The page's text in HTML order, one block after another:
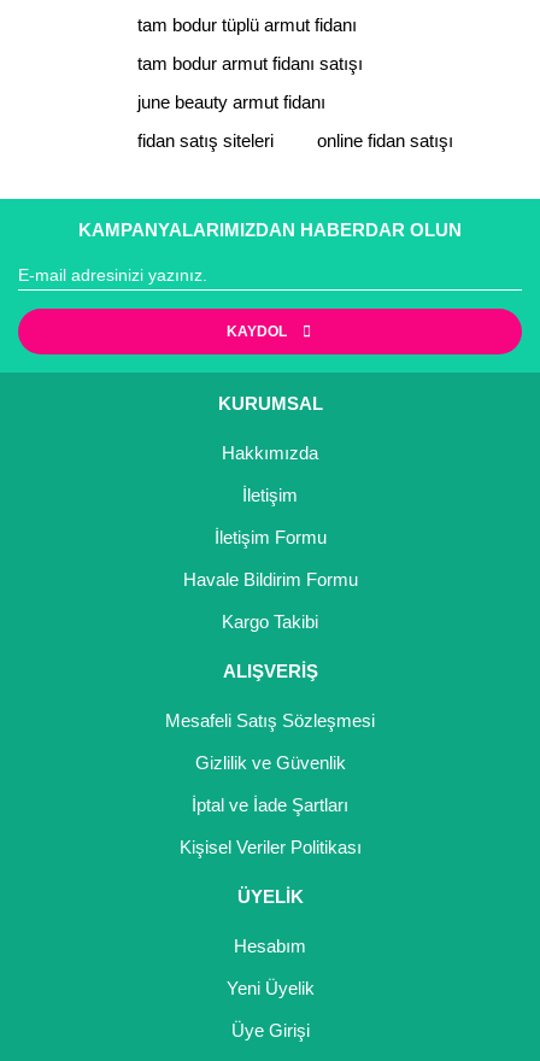
tam bodur tüplü armut fidanı
tam bodur armut fidanı satışı
june beauty armut fidanı
fidan satış siteleri
online fidan satışı
KAMPANYALARIMIZDAN HABERDAR OLUN
KAYDOL
KURUMSAL
Hakkımızda
İletişim
İletişim Formu
Havale Bildirim Formu
Kargo Takibi
ALIŞVERİŞ
Mesafeli Satış Sözleşmesi
Gizlilik ve Güvenlik
İptal ve İade Şartları
Kişisel Veriler Politikası
ÜYELİK
Hesabım
Yeni Üyelik
Üye Girişi